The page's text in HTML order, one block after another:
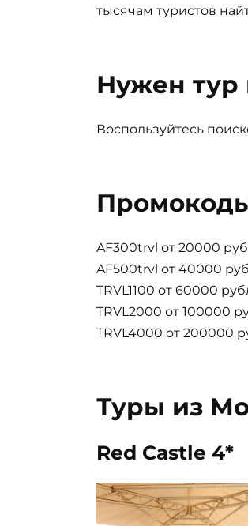
тысячам туристов
Нужен тур
Воспользуйтесь
AF300trvl от 20000
AF500trvl от 40000
TRVL1100 от 60000
TRVL2000 от 100000
TRVL4000 от 200000
Туры из
Red Castle 4*